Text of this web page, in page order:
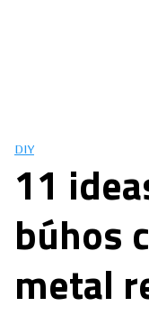
DIY
11
búhos
metal